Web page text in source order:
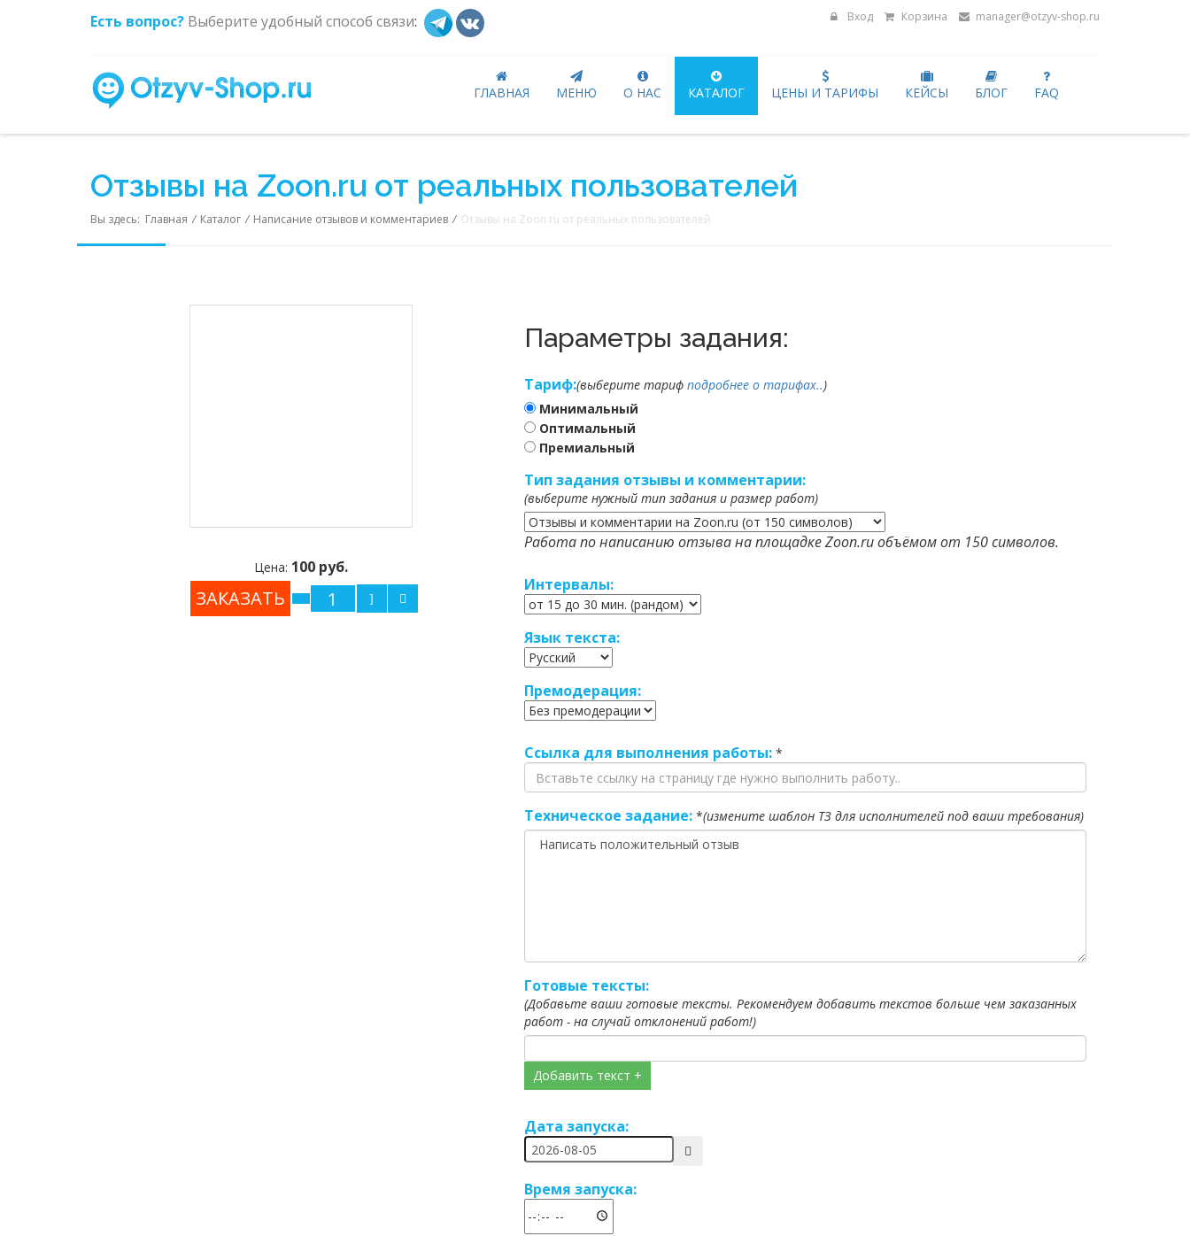
Есть вопрос? Выберите удобный способ связи: Вход Корзина manager@otzyv-shop.ru
ГЛАВНАЯ МЕНЮ О НАС КАТАЛОГ ЦЕНЫ И ТАРИФЫ КЕЙСЫ БЛОГ FAQ
Отзывы на Zoon.ru от реальных пользователей
Вы здесь: Главная / Каталог / Написание отзывов и комментариев / Отзывы на Zoon.ru от реальных пользователей
Цена: 100 руб.
Параметры задания:
Тариф:(выберите тариф подробнее о тарифах..)
Минимальный
Оптимальный
Премиальный
Тип задания отзывы и комментарии:
(выберите нужный тип задания и размер работ)
Работа по написанию отзыва на площадке Zoon.ru объёмом от 150 символов.
Интервалы:
Язык текста:
Премодерация:
Ссылка для выполнения работы: *
Техническое задание: *(измените шаблон ТЗ для исполнителей под ваши требования)
Готовые тексты:
(Добавьте ваши готовые тексты. Рекомендуем добавить текстов больше чем заказанных
работ - на случай отклонений работ!)
Добавить текст +
Дата запуска:
Время запуска: